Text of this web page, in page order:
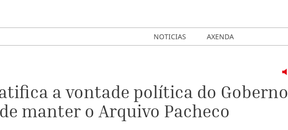
NOTICIAS AXENDA
a vontade política do Goberno
manter o Arquivo Pacheco